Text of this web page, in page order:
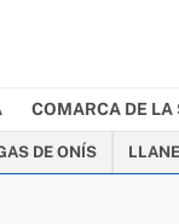
COMARCA DE LA
DE ONÍS